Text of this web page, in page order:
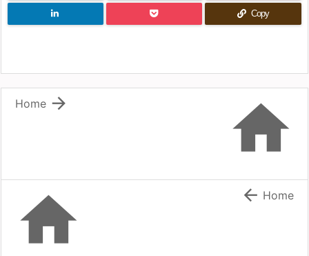
Copy


Home
  Home